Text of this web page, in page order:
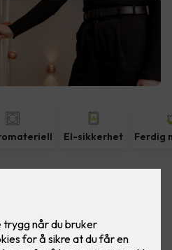
El-sikkerhet Ferdig